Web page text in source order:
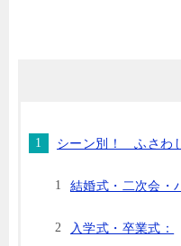
シーン別！ ふさわ
結婚式・二次会・
入学式・卒業式：